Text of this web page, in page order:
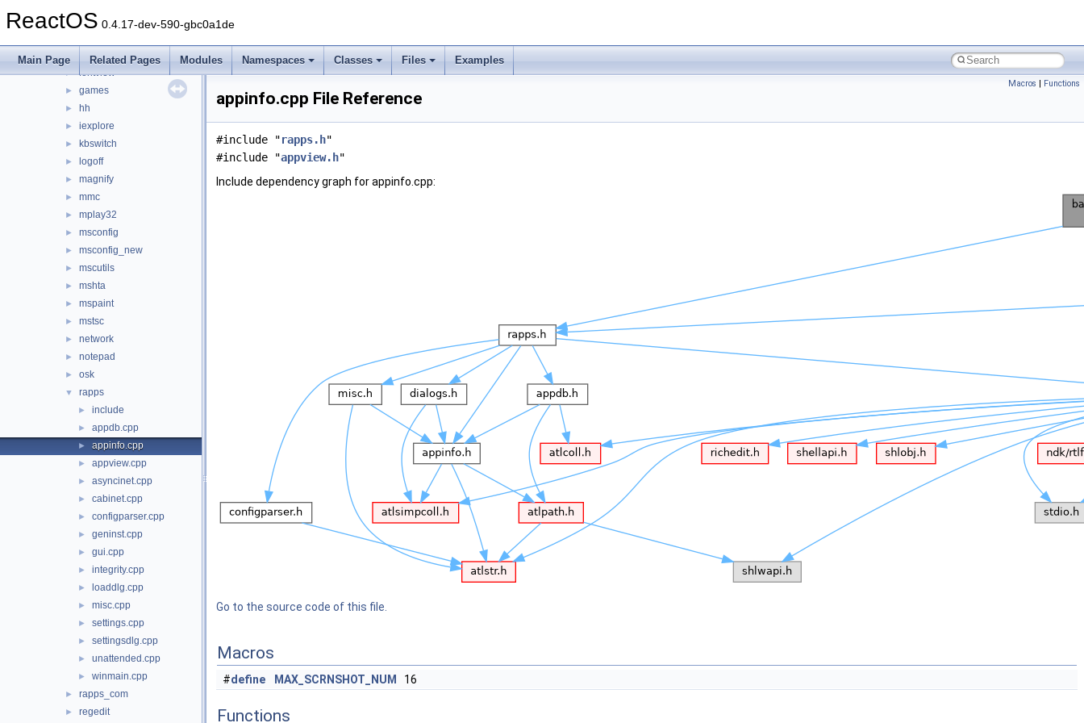
ReactOS 0.4.17-dev-590-gbc0a1de
Main Page Related Pages Modules Namespaces Classes Files Examples
► extrac32
fltmc
► fontview
► games
► hh
► iexplore
► kbswitch
► logoff
► magnify
► mmc
► mplay32
► msconfig
► msconfig_new
► mscutils
► mshta
► mspaint
► mstsc
► network
► notepad
► osk
▼ rapps
► include
► appdb.cpp
► appinfo.cpp
► appview.cpp
► asyncinet.cpp
► cabinet.cpp
► configparser.cpp
► geninst.cpp
► gui.cpp
► integrity.cpp
► loaddlg.cpp
► misc.cpp
► settings.cpp
► settingsdlg.cpp
► unattended.cpp
► winmain.cpp
► rapps_com
► regedit
Macros | Functions
appinfo.cpp File Reference
#include "rapps.h"
#include "appview.h"
Include dependency graph for appinfo.cpp:
Go to the source code of this file.
Macros
#define MAX_SCRNSHOT_NUM 16
Functions